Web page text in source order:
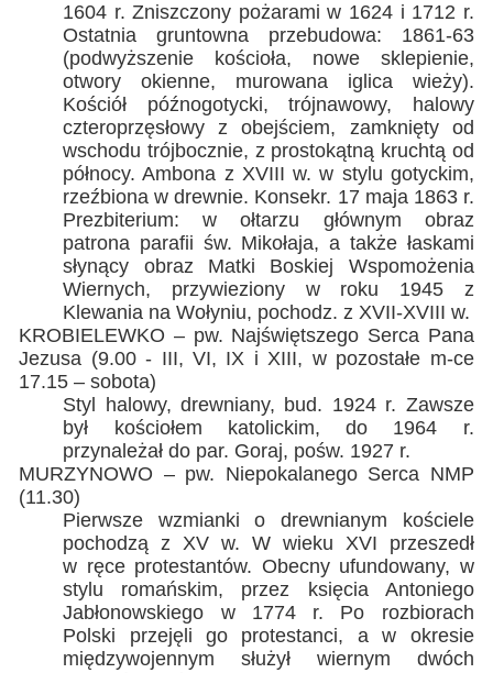
1604 r. Zniszczony pożarami w 1624 i 1712 r.
Ostatnia gruntowna przebudowa: 1861-63
(podwyższenie kościoła, nowe sklepienie,
otwory okienne, murowana iglica wieży).
Kościół późnogotycki, trójnawowy, halowy
czteroprzęsłowy z obejściem, zamknięty od
wschodu trójbocznie, z prostokątną kruchtą od
północy. Ambona z XVIII w. w stylu gotyckim,
rzeźbiona w drewnie. Konsekr. 17 maja 1863 r.
Prezbiterium: w ołtarzu głównym obraz
patrona parafii św. Mikołaja, a także łaskami
słynący obraz Matki Boskiej Wspomożenia
Wiernych, przywieziony w roku 1945 z
Klewania na Wołyniu, pochodz. z XVII-XVIII w.
KROBIELEWKO – pw. Najświętszego Serca Pana
Jezusa (9.00 - III, VI, IX i XIII, w pozostałe m-ce
17.15 – sobota)
Styl halowy, drewniany, bud. 1924 r. Zawsze
był kościołem katolickim, do 1964 r.
przynależał do par. Goraj, pośw. 1927 r.
MURZYNOWO – pw. Niepokalanego Serca NMP
(11.30)
Pierwsze wzmianki o drewnianym kościele
pochodzą z XV w. W wieku XVI przeszedł
w ręce protestantów. Obecny ufundowany, w
stylu romańskim, przez księcia Antoniego
Jabłonowskiego w 1774 r. Po rozbiorach
Polski przejęli go protestanci, a w okresie
międzywojennym służył wiernym dwóch